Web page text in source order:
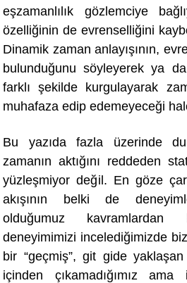
eşzamanlılık gözlemciye
özelliğinin de evrenselliğini
Dinamik zaman anlayışının,
bulunduğunu söyleyerek ya
farklı şekilde kurgulayarak
muhafaza edip edemeyeceği
Bu yazıda fazla üzerinde
zamanın aktığını reddeden
yüzleşmiyor değil. En göze
akışının belki de
olduğumuz
deneyimimizi incelediğimizde
bir “geçmiş”, git gide
içinden çıkamadığımız